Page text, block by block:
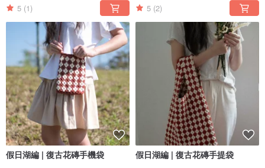
5 (1) 5 (2)
假日湖編 | 復古花磚手機袋 假日湖編 | 復古花磚手提袋